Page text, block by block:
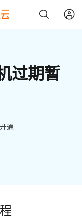
过期暂
通